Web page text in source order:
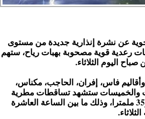
عن نشرة إنذارية جديدة من مستوى
رعدية قوية مصحوبة بهبات رياح، ستهم
اليوم الثلاثاء.
فاس، إفران، الحاجب، مكناس،
والخميسات ستشهد تساقطات مطرية
هامة قد تتراوح كميتها ما بين 25 و35 ملمترا، وذلك ما بين الساعة العاشرة